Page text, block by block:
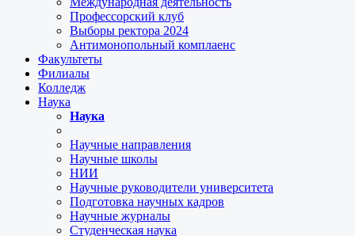
Профессорский клуб
Выборы ректора 2024
Антимонопольный комплаенс
Факультеты
Филиалы
Колледж
Наука
Наука
Научные направления
Научные школы
НИИ
Научные руководители университета
Подготовка научных кадров
Научные журналы
Студенческая наука